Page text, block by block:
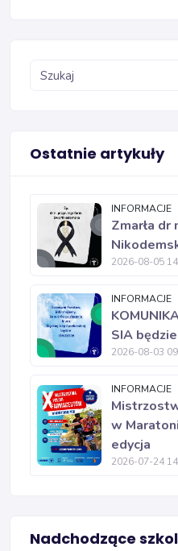
Ostatnie artykuły
INFORMACJE
Zmarła dr
2026-08-05
INFORMACJE
SIA
2026-08-03
INFORMACJE
w
edycja
2026-07-24
Nadchodzące